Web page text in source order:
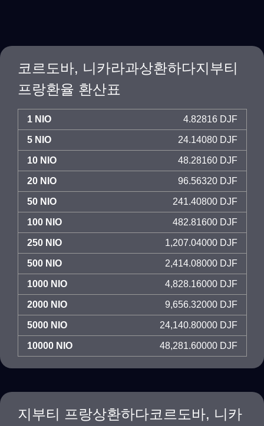
코르도바, 니카라과상환하다지부티
프랑환율 환산표
1 NIO 4.82816 DJF
5 NIO 24.14080 DJF
10 NIO 48.28160 DJF
20 NIO 96.56320 DJF
50 NIO 241.40800 DJF
100 NIO 482.81600 DJF
250 NIO 1,207.04000 DJF
500 NIO 2,414.08000 DJF
1000 NIO 4,828.16000 DJF
2000 NIO 9,656.32000 DJF
5000 NIO 24,140.80000 DJF
10000 NIO 48,281.60000 DJF
지부티 프랑상환하다코르도바, 니카